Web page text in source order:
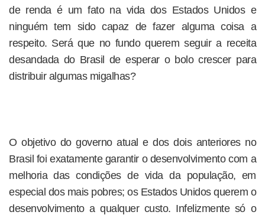
de renda é um fato na vida dos Estados Unidos e
ninguém tem sido capaz de fazer alguma coisa a
respeito. Será que no fundo querem seguir a receita
desandada do Brasil de esperar o bolo crescer para
distribuir algumas migalhas?
O objetivo do governo atual e dos dois anteriores no
Brasil foi exatamente garantir o desenvolvimento com a
melhoria das condições de vida da população, em
especial dos mais pobres; os Estados Unidos querem o
desenvolvimento a qualquer custo. Infelizmente só o